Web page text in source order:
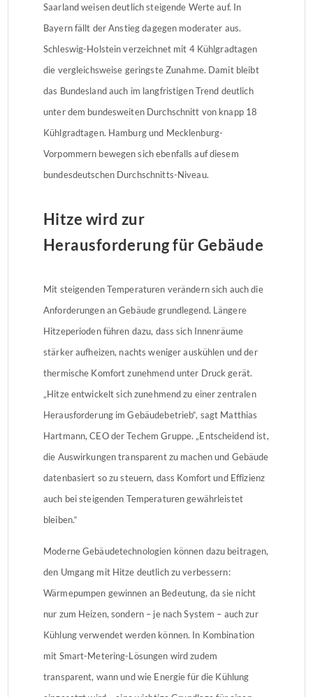
Saarland weisen deutlich steigende Werte auf. In
Bayern fällt der Anstieg dagegen moderater aus.
Schleswig-Holstein verzeichnet mit 4 Kühlgradtagen
die vergleichsweise geringste Zunahme. Damit bleibt
das Bundesland auch im langfristigen Trend deutlich
unter dem bundesweiten Durchschnitt von knapp 18
Kühlgradtagen. Hamburg und Mecklenburg-
Vorpommern bewegen sich ebenfalls auf diesem
bundesdeutschen Durchschnitts-Niveau.
Hitze wird zur
Herausforderung für Gebäude
Mit steigenden Temperaturen verändern sich auch die
Anforderungen an Gebäude grundlegend. Längere
Hitzeperioden führen dazu, dass sich Innenräume
stärker aufheizen, nachts weniger auskühlen und der
thermische Komfort zunehmend unter Druck gerät.
„Hitze entwickelt sich zunehmend zu einer zentralen
Herausforderung im Gebäudebetrieb“, sagt Matthias
Hartmann, CEO der Techem Gruppe. „Entscheidend ist,
die Auswirkungen transparent zu machen und Gebäude
datenbasiert so zu steuern, dass Komfort und Effizienz
auch bei steigenden Temperaturen gewährleistet
bleiben.“
Moderne Gebäudetechnologien können dazu beitragen,
den Umgang mit Hitze deutlich zu verbessern:
Wärmepumpen gewinnen an Bedeutung, da sie nicht
nur zum Heizen, sondern – je nach System – auch zur
Kühlung verwendet werden können. In Kombination
mit Smart-Metering-Lösungen wird zudem
transparent, wann und wie Energie für die Kühlung